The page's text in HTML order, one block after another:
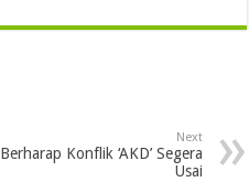
Next
Berharap Konflik ‘AKD’ Segera
Usai